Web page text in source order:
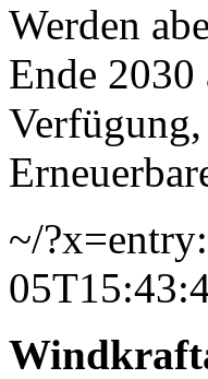
Werden
Ende
~/